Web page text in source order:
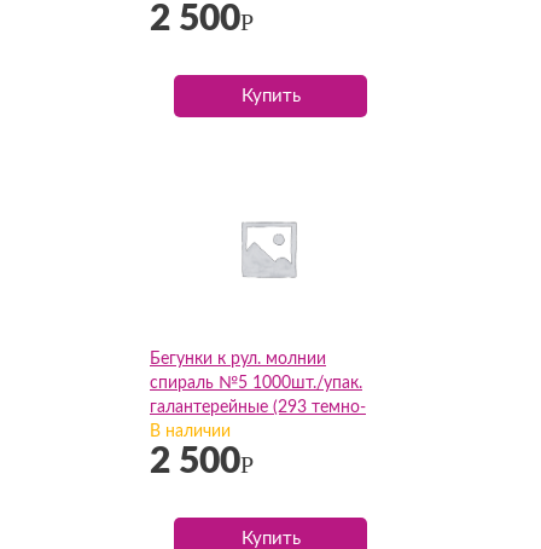
2 500Р
Купить
Бегунки к рул. молнии
спираль №5 1000шт./упак.
галантерейные (293 темно-
бежевый), упак
В наличии
2 500Р
Купить